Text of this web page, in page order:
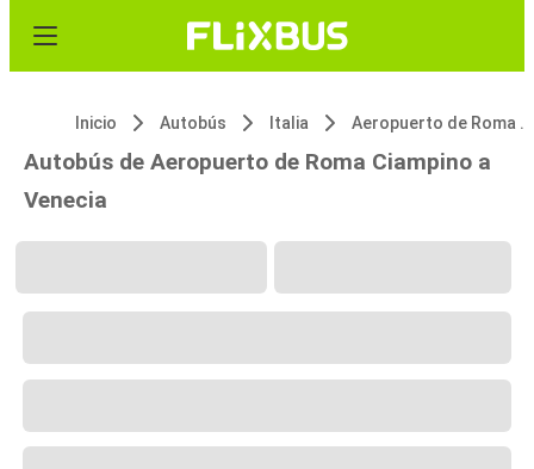
Inicio Autobús Italia Aeropuerto de Roma Ciampino
Autobús de Aeropuerto de Roma Ciampino a
Venecia